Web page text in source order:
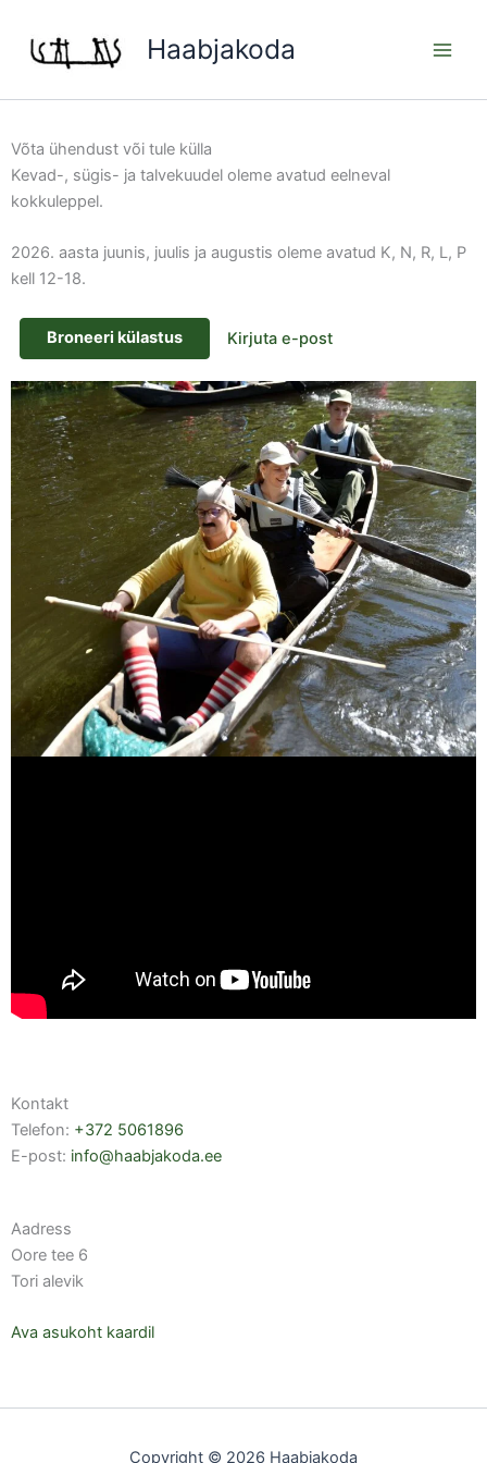
content
Haabjakoda
Võta ühendust või tule külla
Kevad-, sügis- ja talvekuudel oleme avatud eelneval
kokkuleppel.
2026. aasta juunis, juulis ja augustis oleme avatud K, N, R, L, P
kell 12-18.
Broneeri külastus Kirjuta e-post
Kontakt
Telefon: +372 5061896
E-post: info@haabjakoda.ee
Aadress
Oore tee 6
Tori alevik
Ava asukoht kaardil
Copyright © 2026 Haabjakoda